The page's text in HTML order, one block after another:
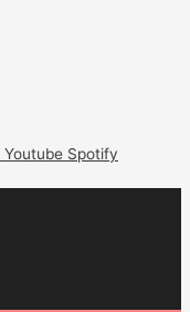
Youtube Spotify